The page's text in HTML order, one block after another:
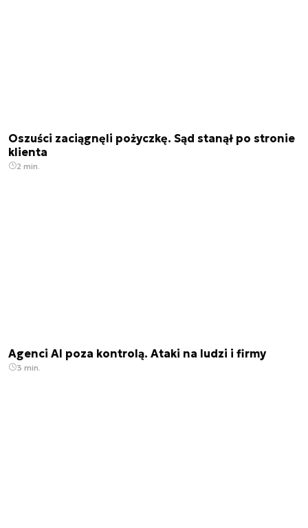
Oszuści zaciągnęli pożyczkę. Sąd stanął po stronie
klienta
2 min.
Agenci AI poza kontrolą. Ataki na ludzi i firmy
3 min.